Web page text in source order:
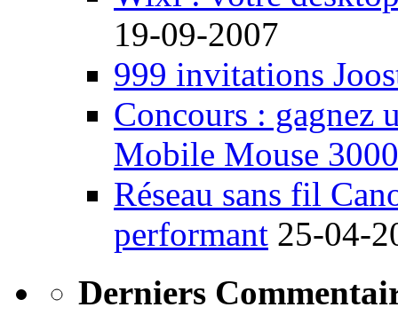
19-09-2007
999 invitations
Concours : gagnez
Mobile Mouse 3000
Réseau sans fil
performant 25-04-
Derniers